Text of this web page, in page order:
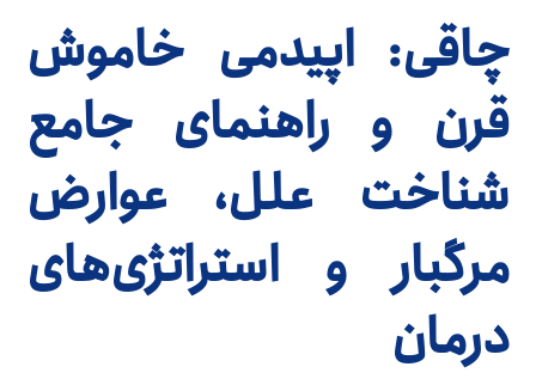
چاقی: اپیدمی خاموش
قرن و راهنمای جامع
شناخت علل، عوارض
مرگبار و استراتژی‌های
درمان